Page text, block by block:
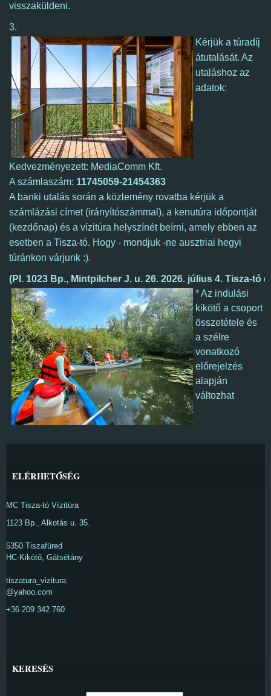
visszaküldeni.
3.
Kérjük a túradíj
átutalását. Az
utaláshoz az
adatok:
Kedvezményezett: MediaComm Kft.
A számlaszám: 11745059-21454363
A banki utalás során a közlemény rovatba kérjük a
számlázási címet (irányítószámmal), a kenutúra időpontját
(kezdőnap) és a vízitúra helyszínét beírni, amely ebben az
esetben a Tisza-tó. Hogy - mondjuk -ne ausztriai hegyi
túránkon várjunk :).
(Pl. 1023 Bp., Mintpilcher J. u. 26. 2026. július 4. Tisza-tó
* Az indulási
kikötő a csoport
összetétele és
a szélre
vonatkozó
előrejelzés
alapján
változhat
ELÉRHETŐSÉG
MC Tisza-tó Vízitúra
1123 Bp., Alkotás u. 35.
5350 Tiszafüred
HC-Kikötő, Gátsétány
tiszatura_vizitura
@yahoo.com
+36 209 342 760
KERESÉS